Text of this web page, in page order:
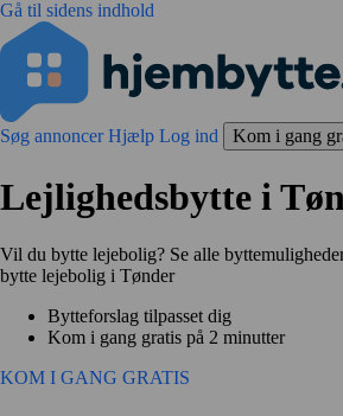
Gå til sidens indhold
Søg annoncerHjælp Log ind Kom i gang
Lejlighedsbytte i
Vil du bytte lejebolig? Se alle
bytte lejebolig i Tønder
Bytteforslag tilpasset dig
Kom i gang gratis på 2 minutter
KOM I GANG GRATIS